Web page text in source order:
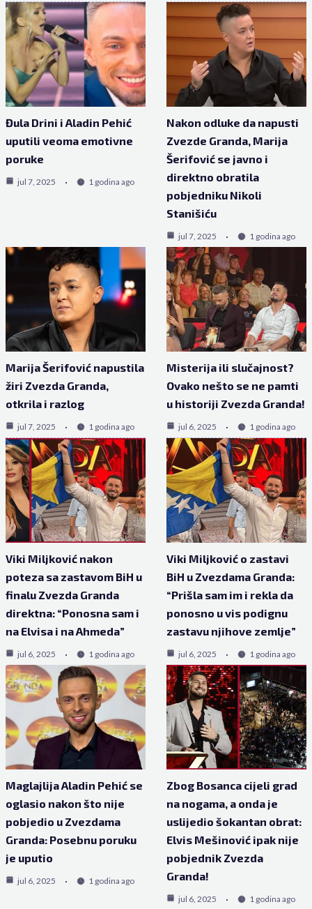
Đula Drini i Aladin Pehić
uputili veoma emotivne
poruke
jul 7, 2025 1 godina ago
Nakon odluke da napusti
Zvezde Granda, Marija
Šerifović se javno i
direktno obratila
pobjedniku Nikoli
Stanišiću
jul 7, 2025 1 godina ago
Marija Šerifović napustila
žiri Zvezda Granda,
otkrila i razlog
jul 7, 2025 1 godina ago
Misterija ili slučajnost?
Ovako nešto se ne pamti
u historiji Zvezda Granda!
jul 6, 2025 1 godina ago
Viki Miljković nakon
poteza sa zastavom BiH u
finalu Zvezda Granda
direktna: “Ponosna sam i
na Elvisa i na Ahmeda”
jul 6, 2025 1 godina ago
Viki Miljković o zastavi
BiH u Zvezdama Granda:
“Prišla sam im i rekla da
ponosno u vis podignu
zastavu njihove zemlje”
jul 6, 2025 1 godina ago
Maglajlija Aladin Pehić se
oglasio nakon što nije
pobjedio u Zvezdama
Granda: Posebnu poruku
je uputio
jul 6, 2025 1 godina ago
Zbog Bosanca cijeli grad
na nogama, a onda je
uslijedio šokantan obrat:
Elvis Mešinović ipak nije
pobjednik Zvezda
Granda!
jul 6, 2025 1 godina ago